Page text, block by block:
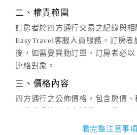
二、權責範圍
訂房者於四方通行交易之紀錄與
EasyTravel客服人員服務。訂房
後，如需要異動訂單，訂房者必
連絡對象。
三、價格內容
四方通行之公佈價格，包含房價
價」之當日價格為標準。
看完整注意事項